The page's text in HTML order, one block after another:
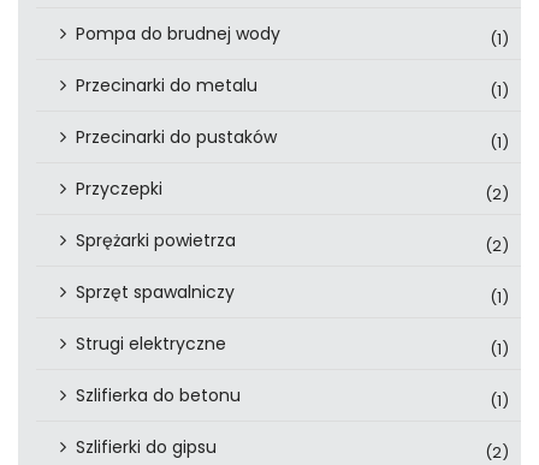
Pompa do brudnej wody (1)
Przecinarki do metalu (1)
Przecinarki do pustaków (1)
Przyczepki (2)
Sprężarki powietrza (2)
Sprzęt spawalniczy (1)
Strugi elektryczne (1)
Szlifierka do betonu (1)
Szlifierki do gipsu (2)